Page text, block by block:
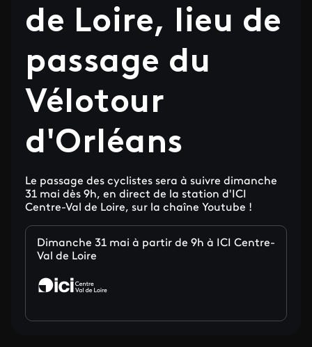
de Loire, lieu de
passage du
Vélotour
d'Orléans
Le passage des cyclistes sera à suivre dimanche
31 mai dès 9h, en direct de la station d'ICI
Centre-Val de Loire, sur la chaîne Youtube !
Dimanche 31 mai à partir de 9h à ICI Centre-
Val de Loire